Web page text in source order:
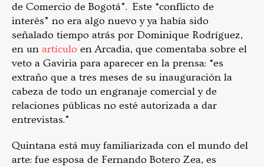
de Comercio de Bogotá”. Este “conflicto de
interés” no era algo nuevo y ya había sido
señalado tiempo atrás por Dominique Rodríguez,
en un artículo en Arcadia, que comentaba sobre el
veto a Gaviria para aparecer en la prensa: “es
extraño que a tres meses de su inauguración la
cabeza de todo un engranaje comercial y de
relaciones públicas no esté autorizada a dar
entrevistas.”
Quintana está muy familiarizada con el mundo del
arte: fue esposa de Fernando Botero Zea, es